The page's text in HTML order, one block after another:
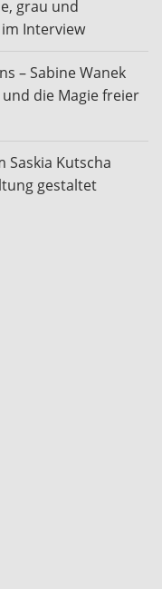
grau und
Interview
– Sabine Wanek
die Magie freier
Saskia Kutscha
gestaltet